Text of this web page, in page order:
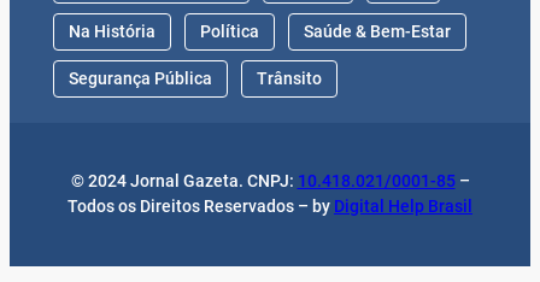
Na História Política Saúde & Bem-Estar
Segurança Pública Trânsito
© 2024 Jornal Gazeta. CNPJ: 10.418.021/0001-85–
Todos os Direitos Reservados – by Digital Help Brasil